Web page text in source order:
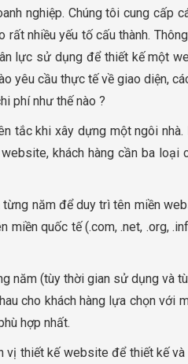
nghiệp. Chúng tôi cung
rất nhiều yếu tố cấu thành.
lực sử dụng để thiết kế một
yêu cầu thực tế về giao diện,
phí như thế nào ?
khi xây dựng một ngôi
khách hàng cần ba
năm để duy trì tên miền
quốc tế (.com, .net, .org,
năm (tùy thời gian sử dụng
cho khách hàng lựa chọn
hợp nhất.
thiết kế website để thiết kế